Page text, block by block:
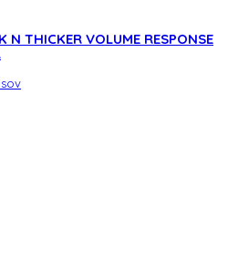
N THICKER VOLUME RESPONSE